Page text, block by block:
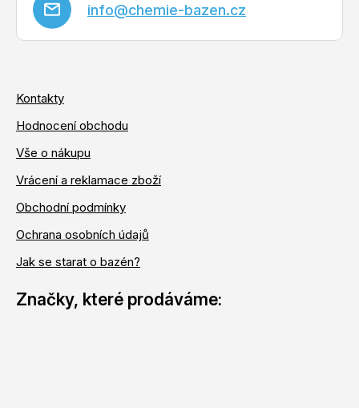
info@chemie-bazen.cz
Kontakty
Hodnocení obchodu
Vše o nákupu
Vrácení a reklamace zboží
Obchodní podmínky
Ochrana osobních údajů
Jak se starat o bazén?